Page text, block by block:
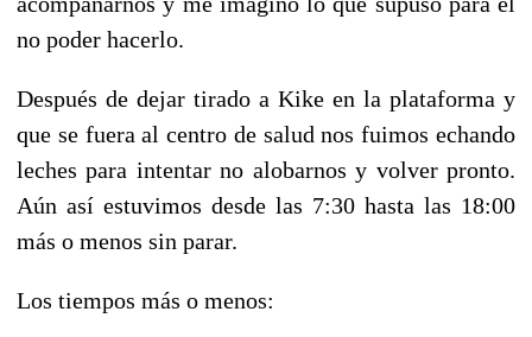
no poder hacerlo.
Después de dejar tirado a Kike en la plataforma y
que se fuera al centro de salud nos fuimos echando
leches para intentar no alobarnos y volver pronto.
Aún así estuvimos desde las 7:30 hasta las 18:00
más o menos sin parar.
Los tiempos más o menos: